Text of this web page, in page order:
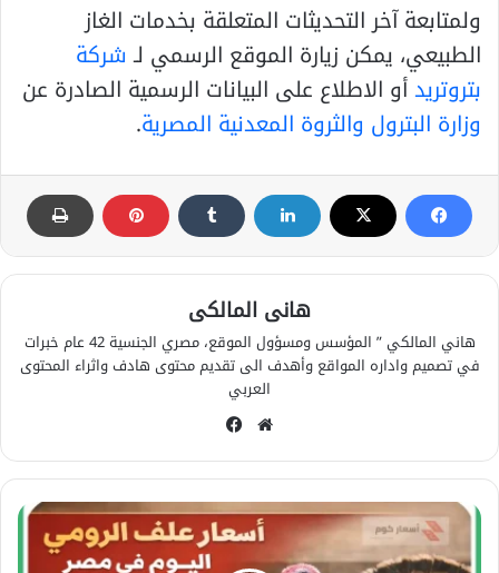
ولمتابعة آخر التحديثات المتعلقة بخدمات الغاز
الطبيعي، يمكن زيارة الموقع الرسمي لـ شركة
بتروتريدأو الاطلاع على البيانات الرسمية الصادرة عن
وزارة البترول والثروة المعدنية المصرية.
هانى المالكى
هاني المالكي ” المؤسس ومسؤول الموقع، مصري الجنسية 42 عام خبرات
في تصميم واداره المواقع وأهدف الى تقديم محتوى هادف واثراء المحتوى
العربي
مو
الوي
ب
وك
أ